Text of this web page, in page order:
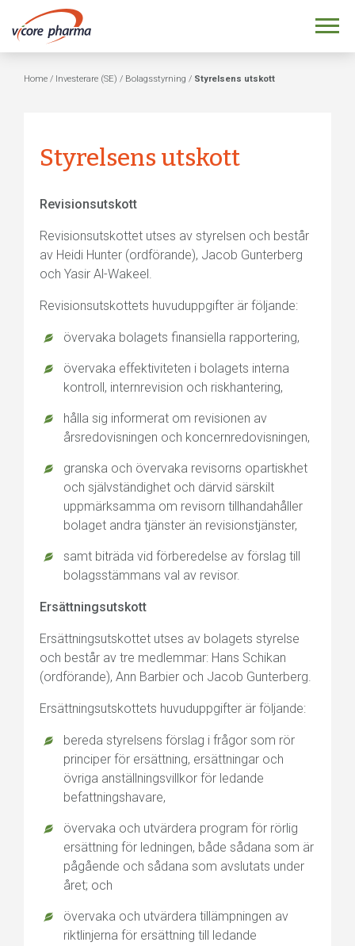
Home / Investerare (SE) / Bolagsstyrning / Styrelsens utskott
Styrelsens utskott
Revisionsutskott
Revisionsutskottet utses av styrelsen och består
av Heidi Hunter (ordförande), Jacob Gunterberg
och Yasir Al-Wakeel.
Revisionsutskottets huvuduppgifter är följande:
övervaka bolagets finansiella rapportering,
övervaka effektiviteten i bolagets interna
kontroll, internrevision och riskhantering,
hålla sig informerat om revisionen av
årsredovisningen och koncernredovisningen,
granska och övervaka revisorns opartiskhet
och självständighet och därvid särskilt
uppmärksamma om revisorn tillhandahåller
bolaget andra tjänster än revisionstjänster,
samt biträda vid förberedelse av förslag till
bolagsstämmans val av revisor.
Ersättningsutskott
Ersättningsutskottet utses av bolagets styrelse
och består av tre medlemmar: Hans Schikan
(ordförande), Ann Barbier och Jacob Gunterberg.
Ersättningsutskottets huvuduppgifter är följande:
bereda styrelsens förslag i frågor som rör
principer för ersättning, ersättningar och
övriga anställningsvillkor för ledande
befattningshavare,
övervaka och utvärdera program för rörlig
ersättning för ledningen, både sådana som är
pågående och sådana som avslutats under
året; och
övervaka och utvärdera tillämpningen av
riktlinjerna för ersättning till ledande